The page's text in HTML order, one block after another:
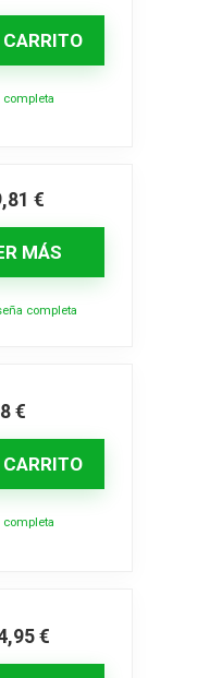
completa
€
MÁS
completa
€
completa
€